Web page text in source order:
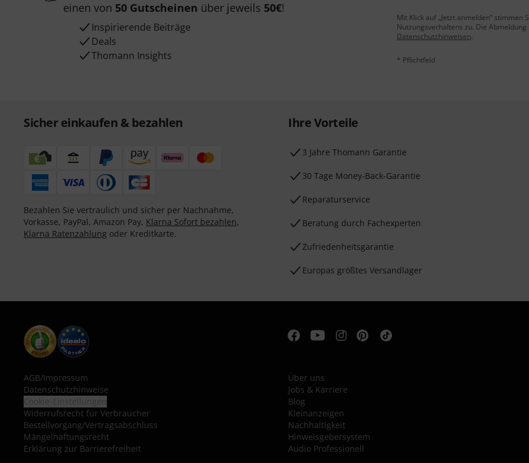
einen von 50 Gutscheinen über jeweils 50€!
Inspirierende Beiträge
Deals
Thomann Insights
Mit Klick auf „Jetzt anmelden“
Nutzungsverhaltens zu. Die
Datenschutzhinweisen.
* Pflichtfeld
Sicher einkaufen & bezahlen
Bezahlen Sie vertraulich und sicher per Nachnahme,
Vorkasse, PayPal, Amazon Pay, Klarna Sofort bezahlen,
Klarna Ratenzahlung oder Kreditkarte.
Ihre Vorteile
3 Jahre Thomann Garantie
30 Tage Money-Back-Garantie
Reparaturservice
Beratung durch Fachexperten
Zufriedenheitsgarantie
Europas größtes Versandlager
AGB/Impressum
Datenschutzhinweise
Widerrufsrecht für Verbraucher
Bestellvorgang/Vertragsabschluss
Mängelhaftungsrecht
Erklärung zur Barrierefreiheit
Über uns
Jobs & Karriere
Blog
Kleinanzeigen
Nachhaltigkeit
Hinweisgebersystem
Audio Professionell